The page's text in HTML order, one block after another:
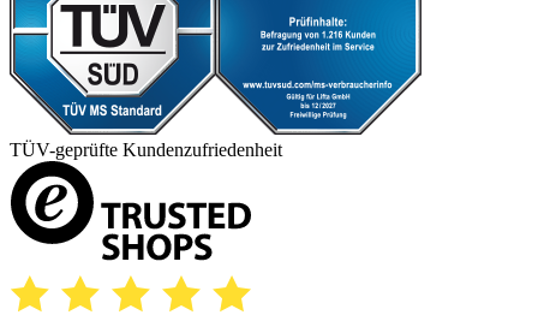
TÜV-geprüfte Kundenzufriedenheit